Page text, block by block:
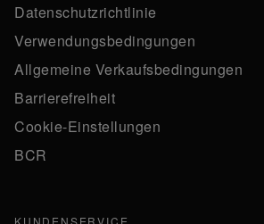
Datenschutzrichtlinie
Verwendungsbedingungen
Allgemeine Verkaufsbedingungen
Barrierefreiheit
Cookie-Einstellungen
BCR
KUNDENSERVICE